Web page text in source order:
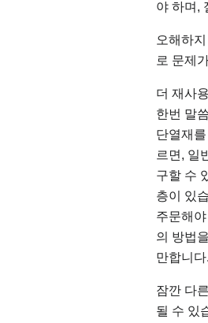
야 하며,
오해하
로 문제
더 재사
한번 말
단열재
르면, 일
구할 수
층이 있
주문해
의 방법
만합니다.
잠깐 다
될 수 있